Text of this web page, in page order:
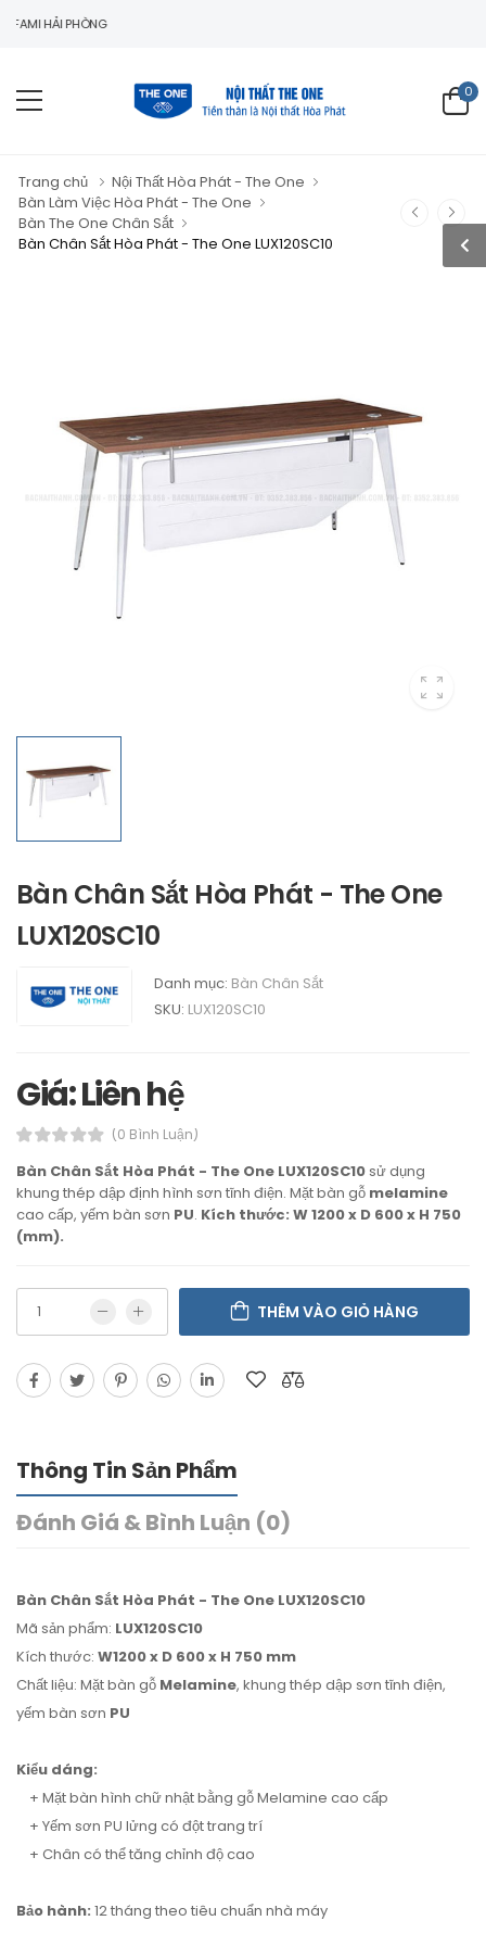
PHÒNG
0
Trang chủ
Nội Thất Hòa Phát - The One
Bàn Làm Việc Hòa Phát - The One
Bàn The One Chân Sắt
Bàn Chân Sắt Hòa Phát - The One LUX120SC10
Bàn Chân Sắt Hòa Phát - The One
LUX120SC10
Danh mục: Bàn Chân Sắt
SKU: LUX120SC10
Giá: Liên hệ
(0 Bình Luận)
Bàn Chân Sắt Hòa Phát - The One LUX120SC10sử dụng
khung thép dập định hình sơn tĩnh điện. Mặt bàn gỗ melamine
cao cấp, yếm bàn sơn PU. Kích thước: W1200 x D 600 x H 750
(mm).
THÊM VÀO GIỎ HÀNG
Thông Tin Sản Phẩm
Đánh Giá & Bình Luận (0)
Bàn Chân Sắt Hòa Phát - The One LUX120SC10
Mã sản phẩm: LUX120SC10
Kích thước: W1200 x D 600 x H 750 mm
Chất liệu: Mặt bàn gỗ Melamine, khung thép dập sơn tĩnh điện,
yếm bàn sơn PU
Kiểu dáng:
+ Mặt bàn hình chữ nhật bằng gỗ Melamine cao cấp
+ Yếm sơn PU lửng có đột trang trí
+ Chân có thể tăng chỉnh độ cao
Bảo hành: 12 tháng theo tiêu chuẩn nhà máy